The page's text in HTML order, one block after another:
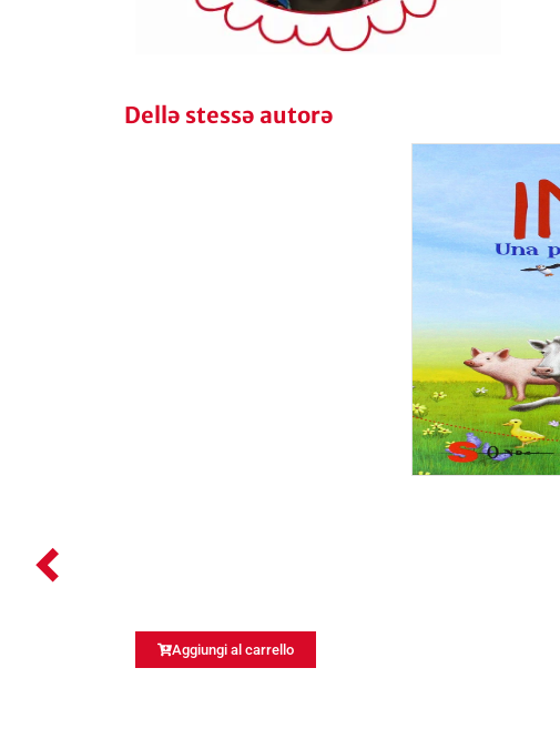
Dellə stessə autorə
Aggiungi al carrello